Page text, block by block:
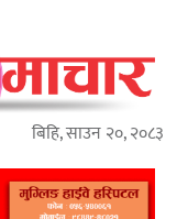
बिहि, साउन २०, २०८३